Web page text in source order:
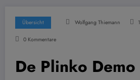
Übersicht Wolfgang Thiemann
0 Kommentare
De Plinko Demo